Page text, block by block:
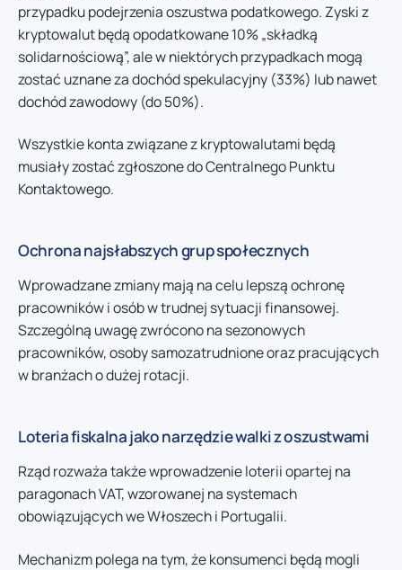
przypadku podejrzenia oszustwa podatkowego. Zyski z
kryptowalut będą opodatkowane 10% „składką
solidarnościową”, ale w niektórych przypadkach mogą
zostać uznane za dochód spekulacyjny (33%) lub nawet
dochód zawodowy (do 50%).
Wszystkie konta związane z kryptowalutami będą
musiały zostać zgłoszone do Centralnego Punktu
Kontaktowego.
Ochrona najsłabszych grup społecznych
Wprowadzane zmiany mają na celu lepszą ochronę
pracowników i osób w trudnej sytuacji finansowej.
Szczególną uwagę zwrócono na sezonowych
pracowników, osoby samozatrudnione oraz pracujących
w branżach o dużej rotacji.
Loteria fiskalna jako narzędzie walki z oszustwami
Rząd rozważa także wprowadzenie loterii opartej na
paragonach VAT, wzorowanej na systemach
obowiązujących we Włoszech i Portugalii.
Mechanizm polega na tym, że konsumenci będą mogli